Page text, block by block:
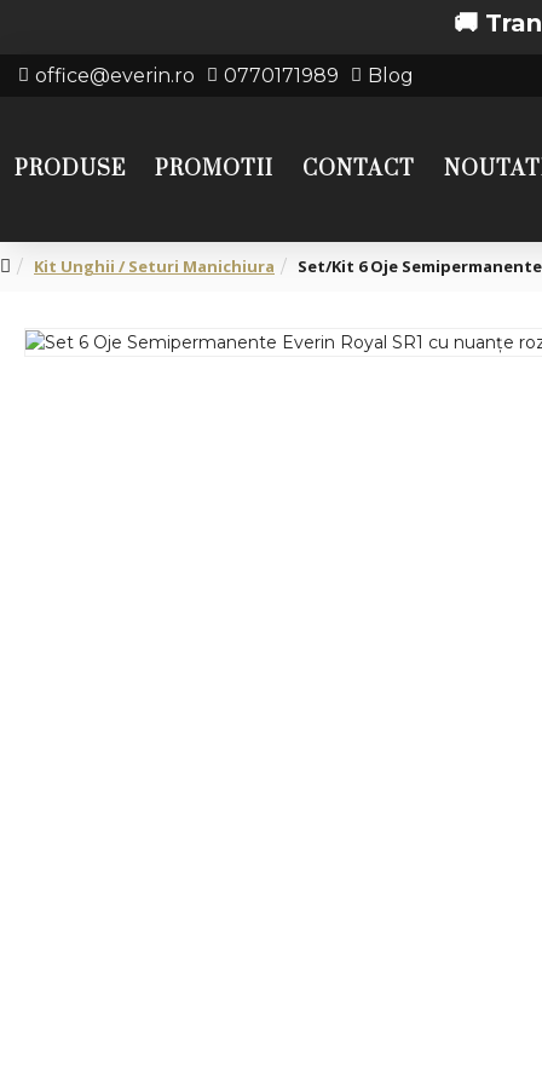
🚚 Transport
office@everin.ro 0770171989 Blog
PRODUSE PROMOTII CONTACT
Kit Unghii / Seturi Manichiura Set/Kit 6 Oje